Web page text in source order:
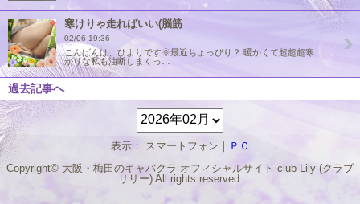
寒けりゃ走ればいい(脳筋
02/06 19:36
こんばんは、ひよりです🌞最近ちょっぴり？ 暖かくて超超超寒
がりな私も油断しまくっ…
過去記事へ
表示： スマートフォン｜ ＰＣ
Copyright© 大阪・梅田のキャバクラ オフィシャルサイト club Lily (クラブ
リリー)All rights reserved.